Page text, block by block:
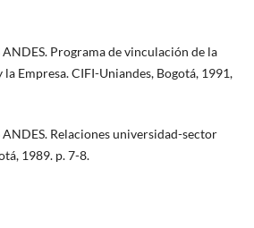
ANDES. Programa de vinculación de la
Empresa. CIFI-Uniandes, Bogotá, 1991,
ANDES. Relaciones universidad-sector
1989. p. 7-8.